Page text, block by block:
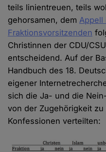
teils linientreuen, teils
gehorsamen, demAppell
Fraktionsvorsitzenden
Christinnen der CDU/
entscheidend. Auf der
Handbuch des 18.
eigener
sich die Ja- und die
von der Zugehörigkeit
Konfessionen verteilten: